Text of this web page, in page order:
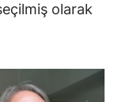
olarak